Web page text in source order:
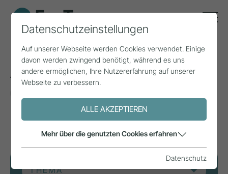
Aktuelle Beiträge aus
der Forschung, Praxis
und aus Projekten.
Datenschutzeinstellungen
Auf unserer Webseite werden Cookies verwendet. Einige
davon werden zwingend benötigt, während es uns
andere ermöglichen, Ihre Nutzererfahrung auf unserer
Webseite zu verbessern.
ALLE AKZEPTIEREN
Mehr über die genutzten Cookies erfahren
Datenschutz